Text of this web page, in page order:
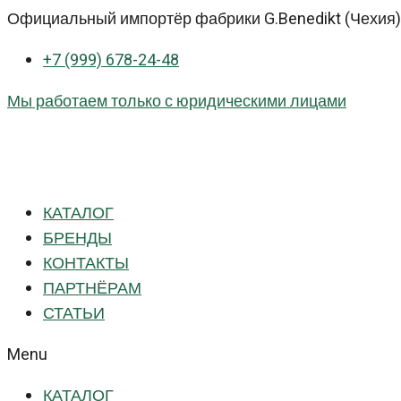
Перейти
контенту
Официальный импортёр фабрики G.Benedikt
+7 (999) 678-24-48
Мы работаем только с юридическими лицами
КАТАЛОГ
БРЕНДЫ
КОНТАКТЫ
ПАРТНЁРАМ
СТАТЬИ
Menu
КАТАЛОГ